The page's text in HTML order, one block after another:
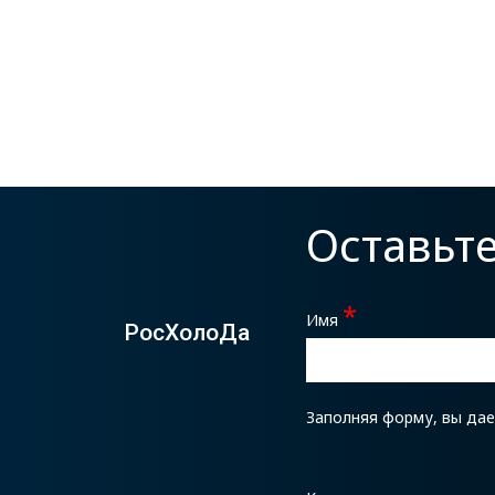
РосХолоДа Имя *
Заполняя форму, вы